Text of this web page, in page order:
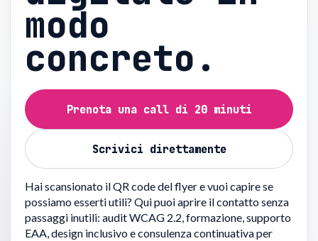
modo
concreto.
Prenota una call di 20 minuti
Scrivici direttamente
Hai scansionato il QR code del flyer e vuoi capire se
possiamo esserti utili? Qui puoi aprire il contatto senza
passaggi inutili: audit WCAG 2.2, formazione, supporto
EAA, design inclusivo e consulenza continuativa per